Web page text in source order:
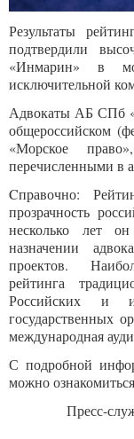
Результаты
подтвердили
«Инмарин» в
исключительной
Адвокаты АБ СПб
общероссийском
«Морское
перечисленными в
Cправочно:
прозрачность
несколько лет
назначении
проектов.
рейтинга
Российских и
государственных
международная
С подробной
можно
Пресс-